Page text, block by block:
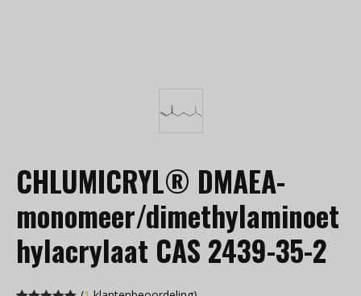
CHLUMICRYL® DMAEA-
monomeer/dimethylaminoet
hylacrylaat CAS 2439-35-2